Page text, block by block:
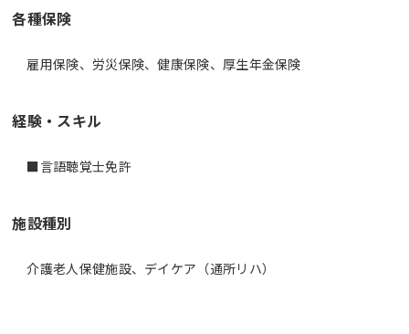
各種保険
雇用保険、労災保険、健康保険、厚生年金保険
経験・スキル
■言語聴覚士免許
施設種別
介護老人保健施設、デイケア（通所リハ）